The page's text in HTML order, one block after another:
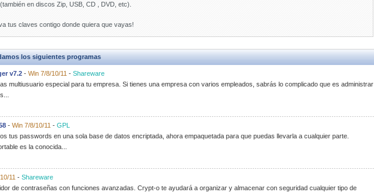
en discos Zip, USB, CD , DVD, etc).
tus claves contigo donde quiera que vayas!
los siguientes programas
v7.2- Win 7/8/10/11 - Shareware
multiusuario especial para tu empresa. Si tienes una empresa con varios empleados, sabrás lo complicado que es administrar
- Win 7/8/10/11 - GPL
tus passwords en una sola base de datos encriptada, ahora empaquetada para que puedas llevarla a cualquier parte.
es la conocida...
11 - Shareware
de contraseñas con funciones avanzadas. Crypt-o te ayudará a organizar y almacenar con seguridad cualquier tipo de